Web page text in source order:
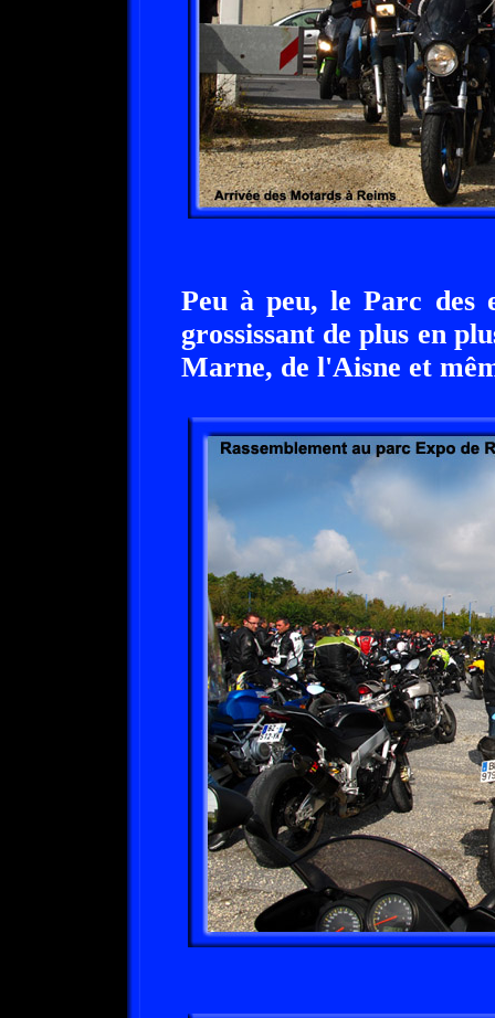
Peu à peu, le Parc des
grossissant de plus en
Marne, de l'Aisne et